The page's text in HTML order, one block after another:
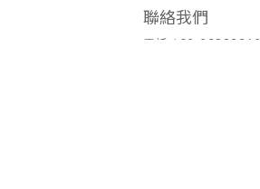
聯絡我們
電話 / 02-23883362